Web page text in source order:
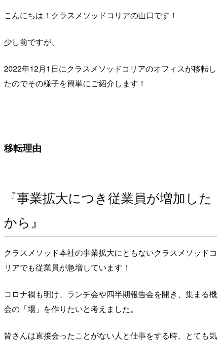
こんにちは！クラスメソッドコリアの山口です！
少し前ですが、
2022年12月1日にクラスメソッドコリアのオフィスが移転し
たのでその様子を簡単にご紹介します！
移転理由
『事業拡大につき従業員が増加した
から』
クラスメソッド本社の事業拡大にともないクラスメソッドコ
リアでも従業員が急増しています！
コロナ禍も明け、ランチ会や四半期報告会を開き、 集まる機
会の「場」を作りたいと考えました。
皆さんは直接会ったことがない人と仕事をする時、 とても気